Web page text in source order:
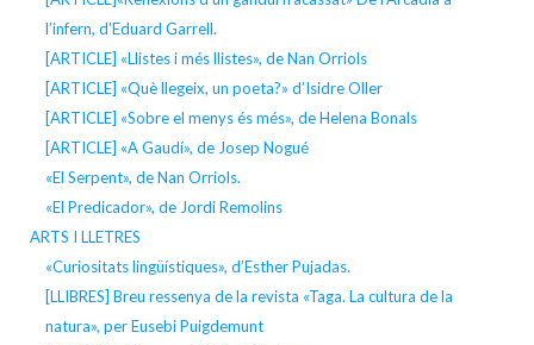
l’infern, d’Eduard Garrell.
[ARTICLE] «Llistes i més llistes», de Nan Orriols
[ARTICLE] «Què llegeix, un poeta?» d’Isidre Oller
[ARTICLE] «Sobre el menys és més», de Helena Bonals
[ARTICLE] «A Gaudí», de Josep Nogué
«El Serpent», de Nan Orriols.
«El Predicador», de Jordi Remolins
ARTS I LLETRES
«Curiositats lingüístiques», d’Esther Pujadas.
[LLIBRES] Breu ressenya de la revista «Taga. La cultura de la
natura», per Eusebi Puigdemunt